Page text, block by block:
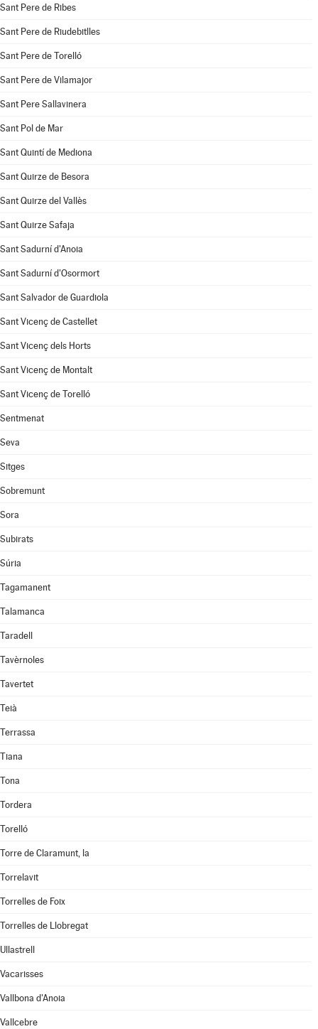
Sant Pere de Ribes
Sant Pere de Riudebitlles
Sant Pere de Torelló
Sant Pere de Vilamajor
Sant Pere Sallavinera
Sant Pol de Mar
Sant Quintí de Mediona
Sant Quirze de Besora
Sant Quirze del Vallès
Sant Quirze Safaja
Sant Sadurní d'Anoia
Sant Sadurní d'Osormort
Sant Salvador de Guardiola
Sant Vicenç de Castellet
Sant Vicenç dels Horts
Sant Vicenç de Montalt
Sant Vicenç de Torelló
Sentmenat
Seva
Sitges
Sobremunt
Sora
Subirats
Súria
Tagamanent
Talamanca
Taradell
Tavèrnoles
Tavertet
Teià
Terrassa
Tiana
Tona
Tordera
Torelló
Torre de Claramunt, la
Torrelavit
Torrelles de Foix
Torrelles de Llobregat
Ullastrell
Vacarisses
Vallbona d'Anoia
Vallcebre